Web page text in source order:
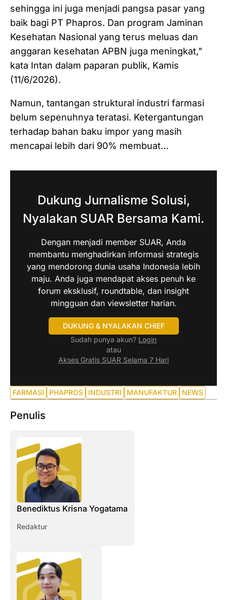
sehingga ini juga menjadi pangsa pasar yang
baik bagi PT Phapros. Dan program Jaminan
Kesehatan Nasional yang terus meluas dan
anggaran kesehatan APBN juga meningkat,"
kata Intan dalam paparan publik, Kamis
(11/6/2026).
Namun, tantangan struktural industri farmasi
belum sepenuhnya teratasi. Ketergantungan
terhadap bahan baku impor yang masih
mencapai lebih dari 90% membuat…
Dukung Jurnalisme Solusi,
Nyalakan SUAR Bersama Kami.
Dengan menjadi member SUAR, Anda
membantu menghadirkan informasi strategis
yang mendorong dunia usaha Indonesia lebih
maju. Anda juga mendapat akses penuh ke
forum eksklusif, roundtable, dan insight
mingguan dan viewsletter harian.
DUKUNG & NYALAKAN CHIEF
Sudah punya akun? Login
atau
Akses Gratis SUAR Selama 7 Hari
FARMASI PHAPROS INDUSTRI MANUFAKTUR NEWS
Penulis
Benediktus Krisna Yogatama
Redaktur